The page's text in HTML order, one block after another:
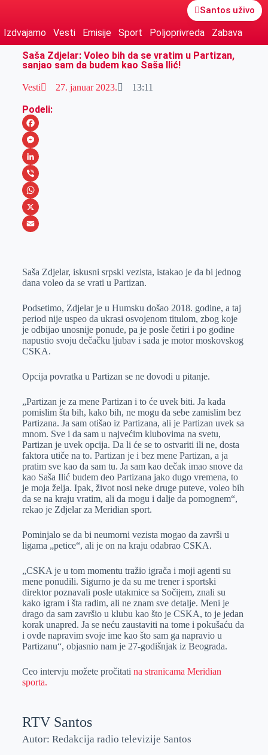
Santos uživo
Izdvajamo Vesti Emisije Sport Poljoprivreda
Zabava
Saša Zdjelar: Voleo bih da se vratim u Partizan,
sanjao sam da budem kao Saša Ilić!
Vesti 27. januar 2023. 13:11
Podeli:
F
a
c
e
b
o
M
e
s
s
e
e
L
i
n
k
I
V
i
b
W
h
s
p
p
X
a
l
Saša Zdjelar, iskusni srpski vezista, istakao je da bi jednog
dana voleo da se vrati u Partizan.
Podsetimo, Zdjelar je u Humsku došao 2018. godine, a taj
period nije uspeo da ukrasi osvojenom titulom, zbog koje
je odbijao unosnije ponude, pa je posle četiri i po godine
napustio svoju dečačku ljubav i sada je motor moskovskog
CSKA.
Opcija povratka u Partizan se ne dovodi u pitanje.
„Partizan je za mene Partizan i to će uvek biti. Ja kada
pomislim šta bih, kako bih, ne mogu da sebe zamislim bez
Partizana. Ja sam otišao iz Partizana, ali je Partizan uvek sa
mnom. Sve i da sam u najvećim klubovima na svetu,
Partizan je uvek opcija. Da li će se to ostvariti ili ne, dosta
faktora utiče na to. Partizan je i bez mene Partizan, a ja
pratim sve kao da sam tu. Ja sam kao dečak imao snove da
kao Saša Ilić budem deo Partizana jako dugo vremena, to
je moja želja. Ipak, život nosi neke druge puteve, voleo bih
da se na kraju vratim, ali da mogu i dalje da pomognem“,
rekao je Zdjelar za Meridian sport.
Pominjalo se da bi neumorni vezista mogao da završi u
ligama „petice“, ali je on na kraju odabrao CSKA.
„CSKA je u tom momentu tražio igrača i moji agenti su
mene ponudili. Sigurno je da su me trener i sportski
direktor poznavali posle utakmice sa Sočijem, znali su
kako igram i šta radim, ali ne znam sve detalje. Meni je
drago da sam završio u klubu kao što je CSKA, to je jedan
korak unapred. Ja se neću zaustaviti na tome i pokušaću da
i ovde napravim svoje ime kao što sam ga napravio u
Partizanu“, objasnio nam je 27-godišnjak iz Beograda.
Ceo intervju možete pročitati na stranicama Meridian
sporta.
RTV Santos
Autor: Redakcija radio televizije Santos